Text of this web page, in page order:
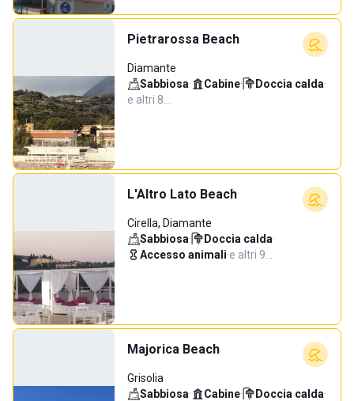
Pietrarossa Beach
Diamante
Sabbiosa· Cabine· Doccia calda·
e altri 8…
L'Altro Lato Beach
Cirella, Diamante
Sabbiosa· Doccia calda·
Accesso animali·e altri 9…
Majorica Beach
Grisolia
Sabbiosa· Cabine· Doccia calda·